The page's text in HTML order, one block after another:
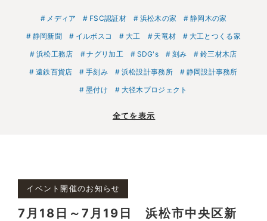
メディア FSC認証材 浜松木の家
静岡木の家
静岡新聞
イルボスコ 大工 天竜材
大工とつくる家
浜松工務店
ナグリ加工 SDG's 刻み
鈴三材木店
遠鉄百貨店
手刻み 浜松設計事務所
静岡設計事務所
墨付け
大径木プロジェクト
全てを表示
イベント開催のお知らせ
7月18日～7月19日 浜松市中央区新